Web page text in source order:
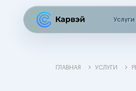
Услуги
ГЛАВНАЯ УСЛУГИ